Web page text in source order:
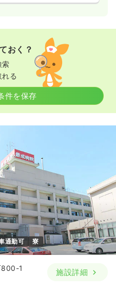
おく？
索
る
件を保存
通勤可 寮
800-1
施設詳細